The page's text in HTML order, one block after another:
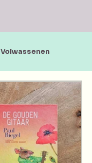
Volwassenen